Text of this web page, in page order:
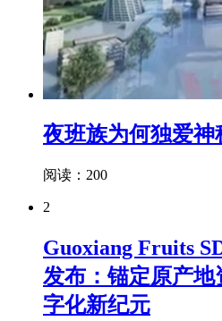
夜班族为何独爱神
阅读：200
2
Guoxiang Fruits
发布：锚定原产
字化新纪元